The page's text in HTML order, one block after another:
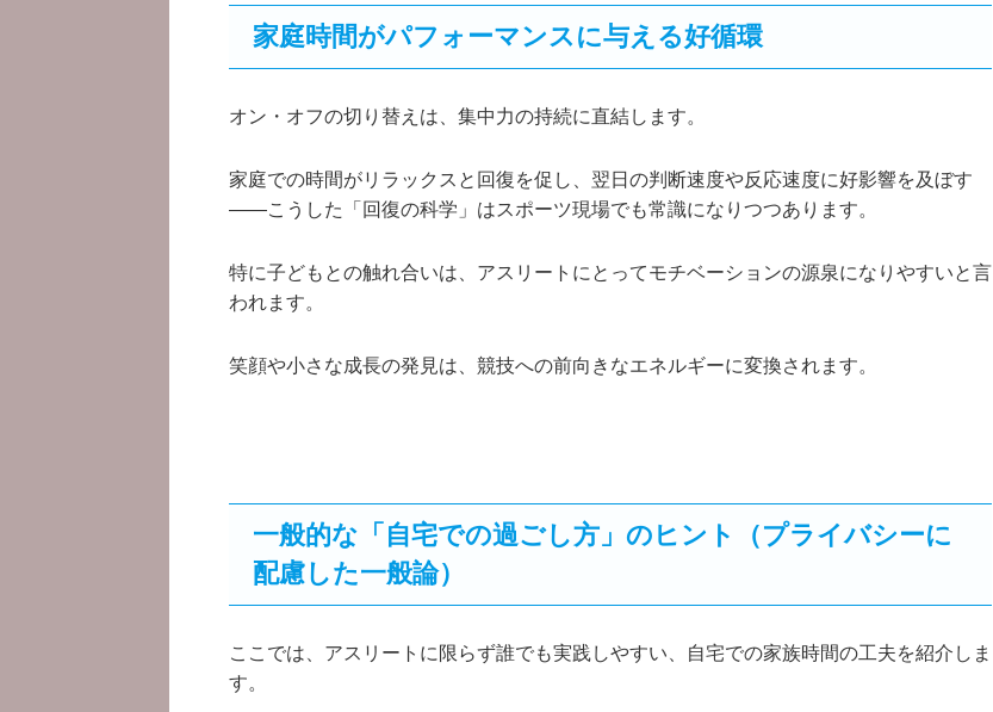
家庭時間がパフォーマンスに与える好循環
オン・オフの切り替えは、集中力の持続に直結します。
家庭での時間がリラックスと回復を促し、翌日の判断速度や反応速度に好影響を及ぼす
――こうした「回復の科学」はスポーツ現場でも常識になりつつあります。
特に子どもとの触れ合いは、アスリートにとってモチベーションの源泉になりやすいと言
われます。
笑顔や小さな成長の発見は、競技への前向きなエネルギーに変換されます。
一般的な「自宅での過ごし方」のヒント（プライバシーに
配慮した一般論）
ここでは、アスリートに限らず誰でも実践しやすい、自宅での家族時間の工夫を紹介しま
す。